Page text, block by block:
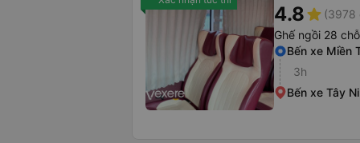
4.8star (3978
Ghế ngồi 28 chỗ
Bến xe Miền
3h
Bến xe Tây